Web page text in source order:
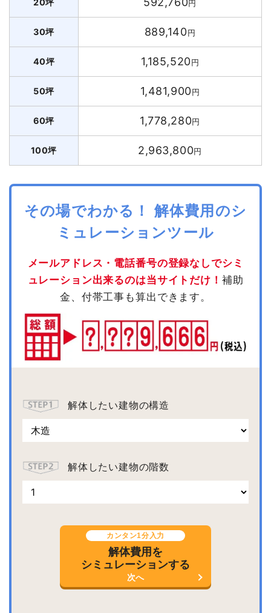
20坪 円
30坪 889,140円
40坪 1,185,520円
50坪 1,481,900円
60坪 1,778,280円
100坪 2,963,800円
その場でわかる！ 解体費用のシ
ミュレーションツール
メールアドレス・電話番号の登録なしでシミ
ュレーション出来るのは当サイトだけ！ 補助
金、付帯工事も算出できます。
解体したい建物の構造
解体したい建物の階数
カンタン1分入力
解体費用を
シミュレーションする
次へ